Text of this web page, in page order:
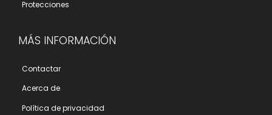
Protecciones
MÁS INFORMACIÓN
Contactar
Acerca de
Polí­tica de privacidad